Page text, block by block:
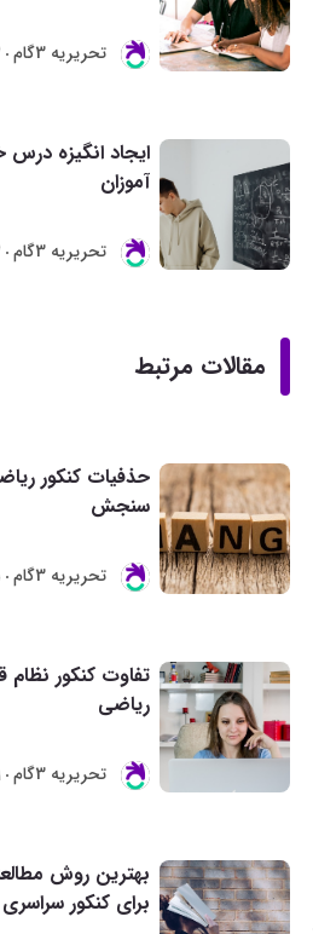
تحريريه 3گام
ایجاد انگیزه
آموزان
تحريريه 3گام
مقالات مرتبط
حذفیات کنکور
سنجش
تحريريه 3گام
تفاوت کنکور
ریاضی
تحريريه 3گام
بهترین روش
برای کنکور سراسری